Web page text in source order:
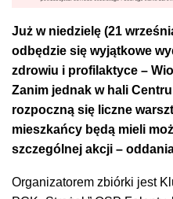
Już w niedzielę (21
odbędzie się wyjątkowe
zdrowiu i profilaktyce –
Zanim jednak w hali
rozpoczną się liczne
mieszkańcy będą mieli
szczególnej akcji –
Organizatorem zbiórki jest